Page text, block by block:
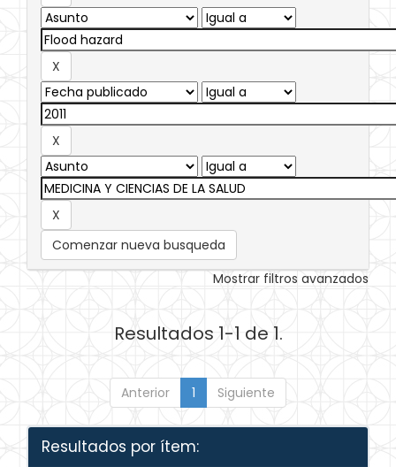
Comenzar nueva busqueda
Mostrar filtros avanzados
Resultados 1-1 de 1.
Anterior 1 Siguiente
Resultados por ítem: